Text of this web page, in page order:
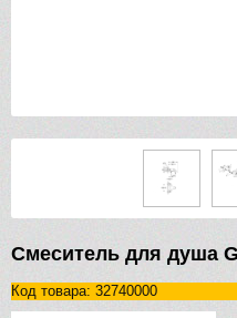
Смеситель для душа
Код товара: 32740000